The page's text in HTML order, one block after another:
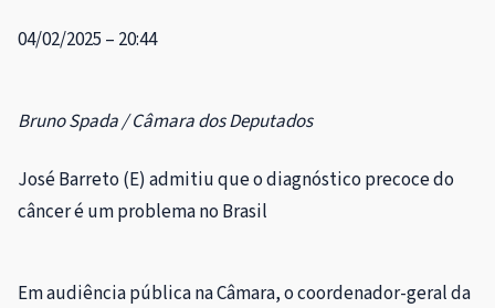
04/02/2025 – 20:44
Bruno Spada / Câmara dos Deputados
José Barreto (E) admitiu que o diagnóstico precoce do
câncer é um problema no Brasil
Em audiência pública na Câmara, o coordenador-geral da